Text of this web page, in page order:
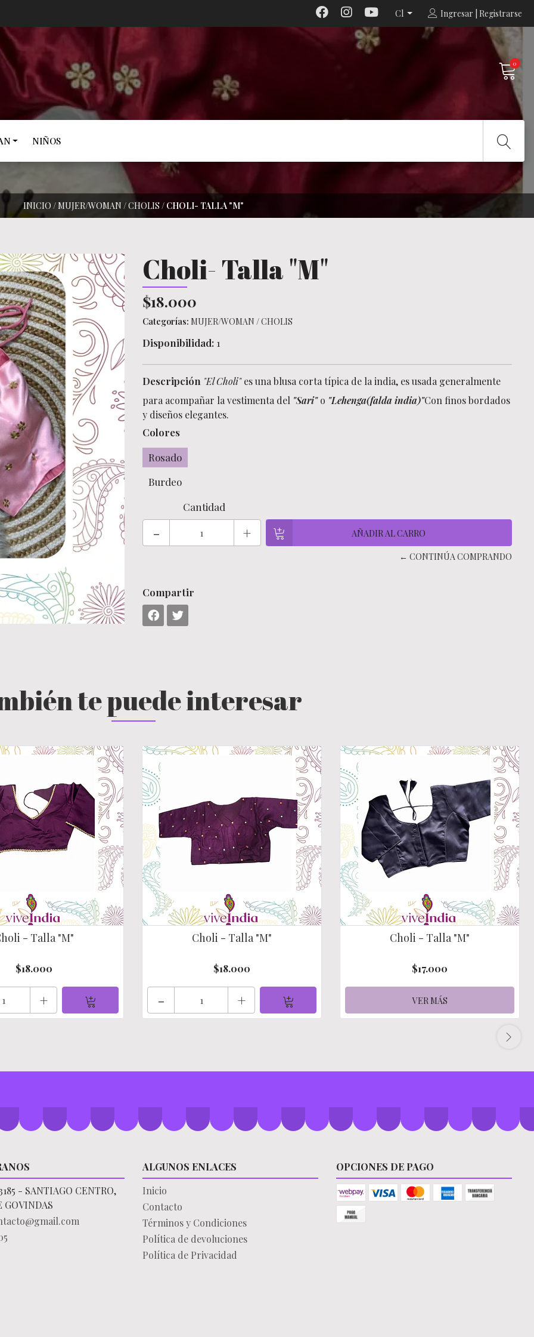
Cl Ingresar | Registrarse
0
NIÑOS
INICIO /MUJER/WOMAN /CHOLIS / CHOLI- TALLA "M"
Choli- Talla "M"
$18.000
Categorías: MUJER/WOMAN /CHOLIS
Disponibilidad: 1
Descripción "El Choli"es una blusa corta típica de la india, es usada generalmente
para acompañar la vestimenta del "Sari"o "Lehenga(falda india)"Con finos bordados
y diseños elegantes.
Colores
Rosado
Burdeo
Cantidad
- +
← CONTINÚA COMPRANDO
Compartir
te puede interesar
- Talla "M"
$18.000
+
Choli - Talla "M"
$18.000
- +
Choli - Talla "M"
$17.000
VER MÁS
- SANTIAGO CENTRO,
GOVINDAS
ALGUNOS ENLACES
Inicio
Contacto
Términos y Condiciones
Política de devoluciones
Política de Privacidad
OPCIONES DE PAGO